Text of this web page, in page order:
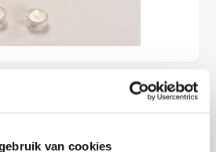
van cookies